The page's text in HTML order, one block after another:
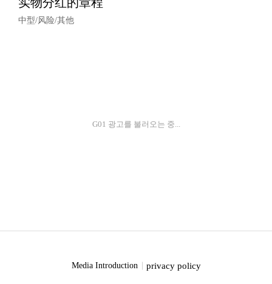
中型/风险/其他
G01 광고를 불러오는 중...
Media Introduction privacy policy